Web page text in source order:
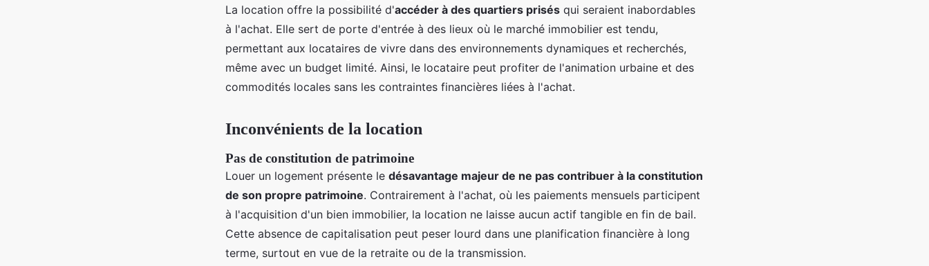
La location offre la possibilité d'accéder à des quartiers prisés qui seraient inabordables
à l'achat. Elle sert de porte d'entrée à des lieux où le marché immobilier est tendu,
permettant aux locataires de vivre dans des environnements dynamiques et recherchés,
même avec un budget limité. Ainsi, le locataire peut profiter de l'animation urbaine et des
commodités locales sans les contraintes financières liées à l'achat.
Inconvénients de la location
Pas de constitution de patrimoine
Louer un logement présente le désavantage majeur de ne pas contribuer à la constitution
de son propre patrimoine. Contrairement à l'achat, où les paiements mensuels participent
à l'acquisition d'un bien immobilier, la location ne laisse aucun actif tangible en fin de bail.
Cette absence de capitalisation peut peser lourd dans une planification financière à long
terme, surtout en vue de la retraite ou de la transmission.